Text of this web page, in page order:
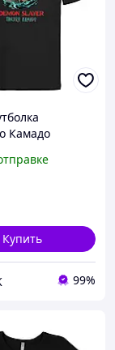
Камадо
Купить
99%